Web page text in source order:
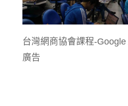
台灣網商協會課程-
廣告